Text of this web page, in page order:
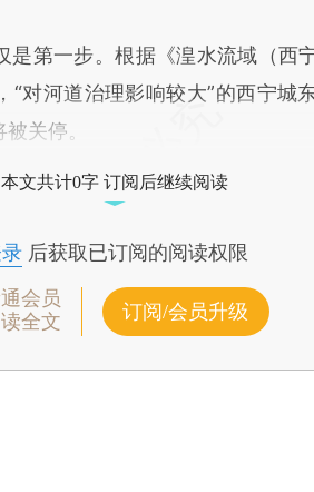
第一步。根据《湟水流域（西
“对河道治理影响较大”的西宁城
关停。
本文共计0字 订阅后继续阅读
后获取已订阅的阅读权限
会员
全文
订阅/会员升级